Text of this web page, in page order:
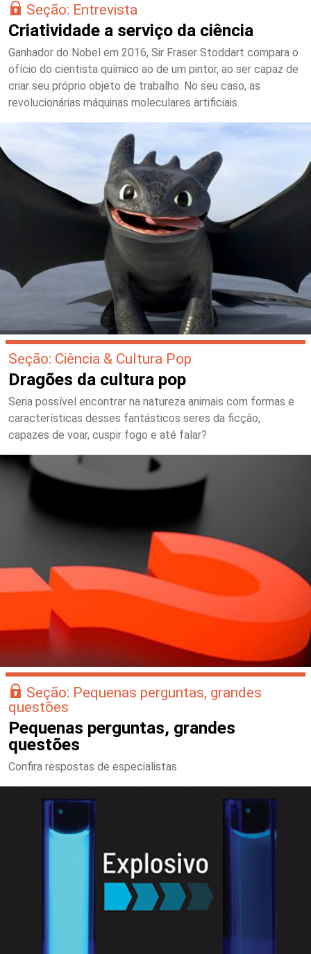
Seção: Entrevista
Criatividade a serviço da ciência
Ganhador do Nobel em 2016, Sir Fraser Stoddart compara o
ofício do cientista químico ao de um pintor, ao ser capaz de
criar seu próprio objeto de trabalho. No seu caso, as
revolucionárias máquinas moleculares artificiais.
Seção: Ciência & Cultura Pop
Dragões da cultura pop
Seria possível encontrar na natureza animais com formas e
características desses fantásticos seres da ficção,
capazes de voar, cuspir fogo e até falar?
Seção: Pequenas perguntas, grandes
questões
Pequenas perguntas, grandes
questões
Confira respostas de especialistas.